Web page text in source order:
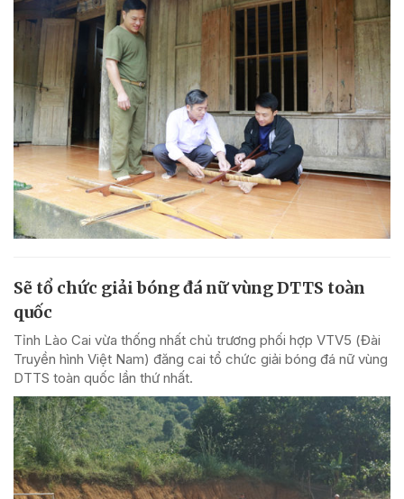
Sẽ tổ chức giải bóng đá nữ vùng DTTS toàn
quốc
Tỉnh Lào Cai vừa thống nhất chủ trương phối hợp VTV5 (Đài
Truyền hình Việt Nam) đăng cai tổ chức giải bóng đá nữ vùng
DTTS toàn quốc lần thứ nhất.